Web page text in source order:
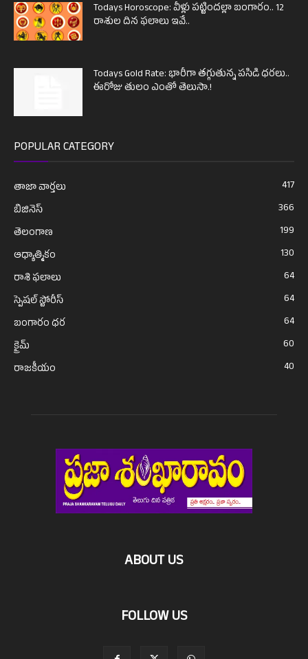
Todays Horoscope: వీళ్లు పట్టిందల్లా బంగారం.. 12
రాశుల దిన ఫలాలు ఇవే..
Todays Gold Rate: భారీగా తగ్గుతున్న పసిడి ధరలు..
ఈరోజు తులం ఎంతో తెలుసా.!
POPULAR CATEGORY
తాజా వార్తలు
417
బిజినెస్
366
తెలంగాణ
199
ఆధ్యాత్మికం
130
రాశి ఫలాలు
64
స్పెషల్ స్టోరీస్
64
బంగారం ధర
64
క్రైమ్
60
రాజకీయం
40
ABOUT US
FOLLOW US